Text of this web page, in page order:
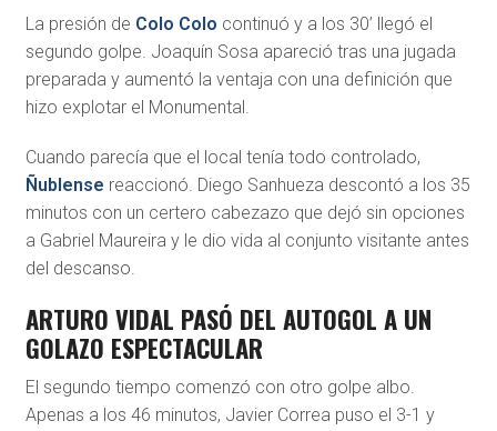
La presión de Colo Colo continuó y a los 30’ llegó el
segundo golpe. Joaquín Sosa apareció tras una jugada
preparada y aumentó la ventaja con una definición que
hizo explotar el Monumental.
Cuando parecía que el local tenía todo controlado,
Ñublense reaccionó. Diego Sanhueza descontó a los 35
minutos con un certero cabezazo que dejó sin opciones
a Gabriel Maureira y le dio vida al conjunto visitante antes
del descanso.
ARTURO VIDAL PASÓ DEL AUTOGOL A UN
GOLAZO ESPECTACULAR
El segundo tiempo comenzó con otro golpe albo.
Apenas a los 46 minutos, Javier Correa puso el 3-1 y